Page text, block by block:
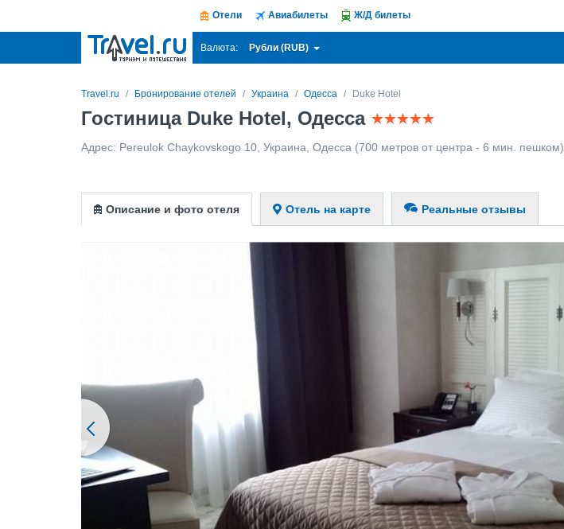
Отели Авиабилеты Ж/Д билеты
Валюта: Рубли (RUB)
Travel.ru Бронирование отелей Украина Одесса Duke Hotel
Гостиница Duke Hotel, Одесса
Адрес: Pereulok Chaykovskogo 10 Украина Одесса (700 метров от центра - 6 мин. пешком)
Описание и фото отеля Отель на карте Реальные отзывы